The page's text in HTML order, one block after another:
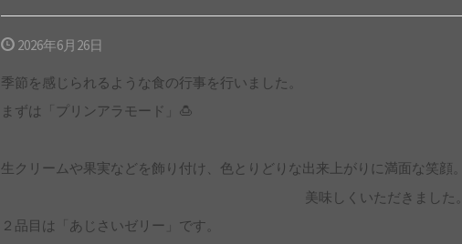
2026年6月26日
季節を感じられるような食の行事を行いました。
まずは「プリンアラモード」🍮
生クリームや果実などを飾り付け、色とりどりな出来上がりに満面な笑顔。
美味しくいただきました。
２品目は「あじさいゼリー」です。